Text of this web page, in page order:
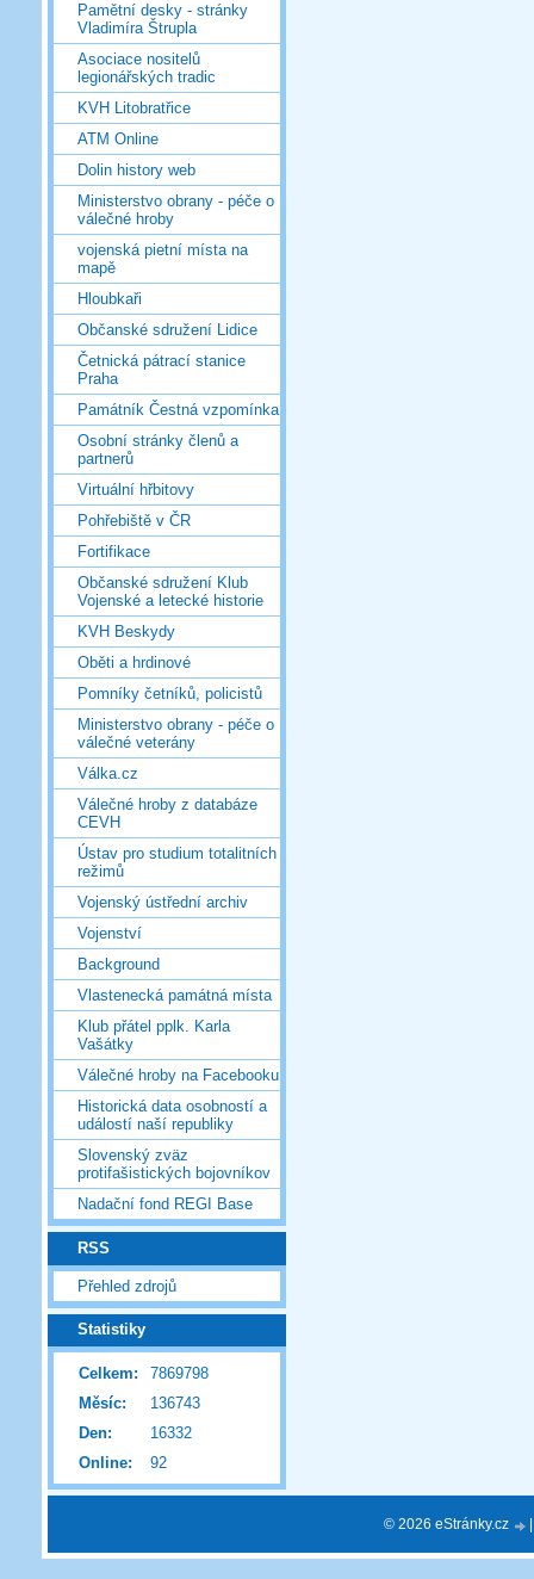
Pamětní desky - stránky
Vladimíra Štrupla
Asociace nositelů
legionářských tradic
KVH Litobratřice
ATM Online
Dolin history web
Ministerstvo obrany - péče o
válečné hroby
vojenská pietní místa na
mapě
Hloubkaři
Občanské sdružení Lidice
Četnická pátrací stanice
Praha
Památník Čestná vzpomínka
Osobní stránky členů a
partnerů
Virtuální hřbitovy
Pohřebiště v ČR
Fortifikace
Občanské sdružení Klub
Vojenské a letecké historie
KVH Beskydy
Oběti a hrdinové
Pomníky četníků, policistů
Ministerstvo obrany - péče o
válečné veterány
Válka.cz
Válečné hroby z databáze
CEVH
Ústav pro studium totalitních
režimů
Vojenský ústřední archiv
Vojenství
Background
Vlastenecká památná místa
Klub přátel pplk. Karla
Vašátky
Válečné hroby na Facebooku
Historická data osobností a
událostí naší republiky
Slovenský zväz
protifašistických bojovníkov
Nadační fond REGI Base
RSS
Přehled zdrojů
Statistiky
Online: 92
Celkem:
7869798
Měsíc:
136743
Den:
16332
© 2026 eStránky.cz